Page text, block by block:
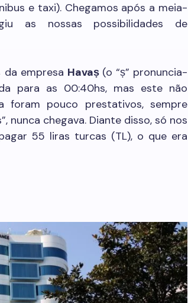
e taxi). Chegamos após a meia-
as nossas possibilidades de
empresa Havaṣ (o “ṣ” pronuncia-
para as 00:40hs, mas este não
foram pouco prestativos, sempre
nunca chegava. Diante disso, só nos
55 liras turcas (TL), o que era